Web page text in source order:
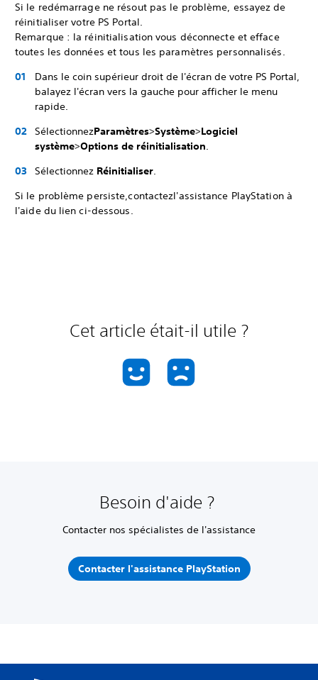
Si le redémarrage ne résout pas le problème, essayez de
réinitialiser votre PS Portal.
Remarque : la réinitialisation vous déconnecte et efface
toutes les données et tous les paramètres personnalisés.
Dans le coin supérieur droit de l'écran de votre PS Portal,
balayez l'écran vers la gauche pour afficher le menu
rapide.
SélectionnezParamètres>Système>Logiciel
système>Options de réinitialisation.
Sélectionnez Réinitialiser.
Si le problème persiste,contactezl'assistance PlayStation à
l'aide du lien ci-dessous.
Cet article était-il utile ?
Besoin d'aide ?
Contacter nos spécialistes de l'assistance
Contacter l'assistance PlayStation